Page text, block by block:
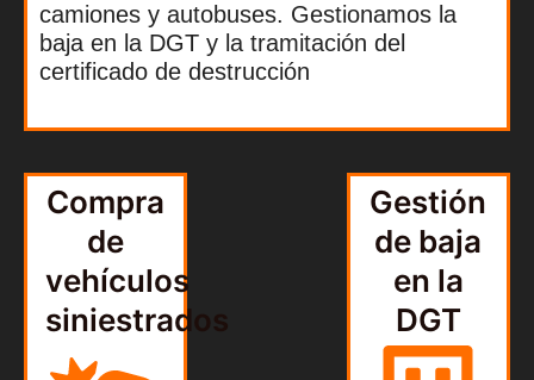
camiones y autobuses. Gestionamos la
baja en la DGT y la tramitación del
certificado de destrucción
Compra
de
vehículos
siniestrados
Gestión
de baja
en la
DGT